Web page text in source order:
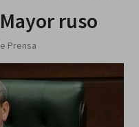
ruso
Prensa